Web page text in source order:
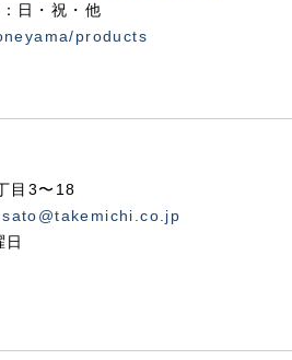
日・祝・他
products
目3〜18
sato@takemichi.co.jp